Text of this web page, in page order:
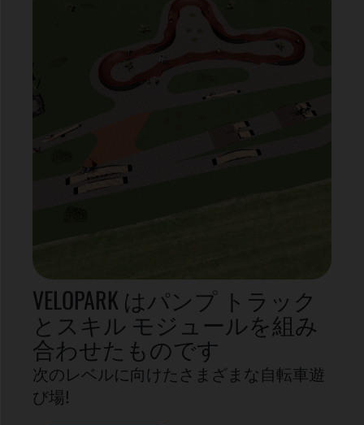
VELOPARK はパンプ トラック
とスキル モジュールを組み
合わせたものです
次のレベルに向けたさまざまな自転車遊
び場!